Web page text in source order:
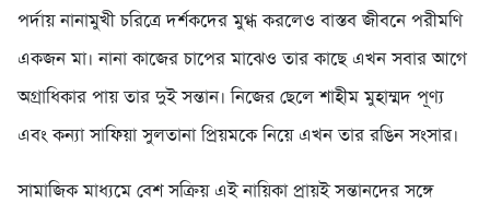
পর্দায় নানামুখী চরিত্রে দর্শকদের মুগ্ধ করলেও বাস্তব জীবনে পরীমণি
একজন মা। নানা কাজের চাপের মাঝেও তার কাছে এখন সবার আগে
অগ্রাধিকার পায় তার দুই সন্তান। নিজের ছেলে শাহীম মুহাম্মদ পূণ্য
এবং কন্যা সাফিয়া সুলতানা প্রিয়মকে নিয়ে এখন তার রঙিন সংসার।
সামাজিক মাধ্যমে বেশ সক্রিয় এই নায়িকা প্রায়ই সন্তানদের সঙ্গে